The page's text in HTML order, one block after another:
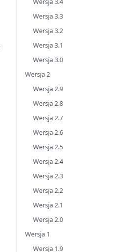
Wersja 3.3
Wersja 3.2
Wersja 3.1
Wersja 3.0
Wersja 2
Wersja 2.9
Wersja 2.8
Wersja 2.7
Wersja 2.6
Wersja 2.5
Wersja 2.4
Wersja 2.3
Wersja 2.2
Wersja 2.1
Wersja 2.0
Wersja 1
Wersja 1.9